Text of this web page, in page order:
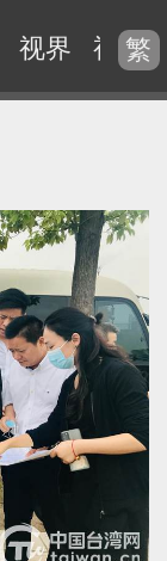
视界 视频
繁